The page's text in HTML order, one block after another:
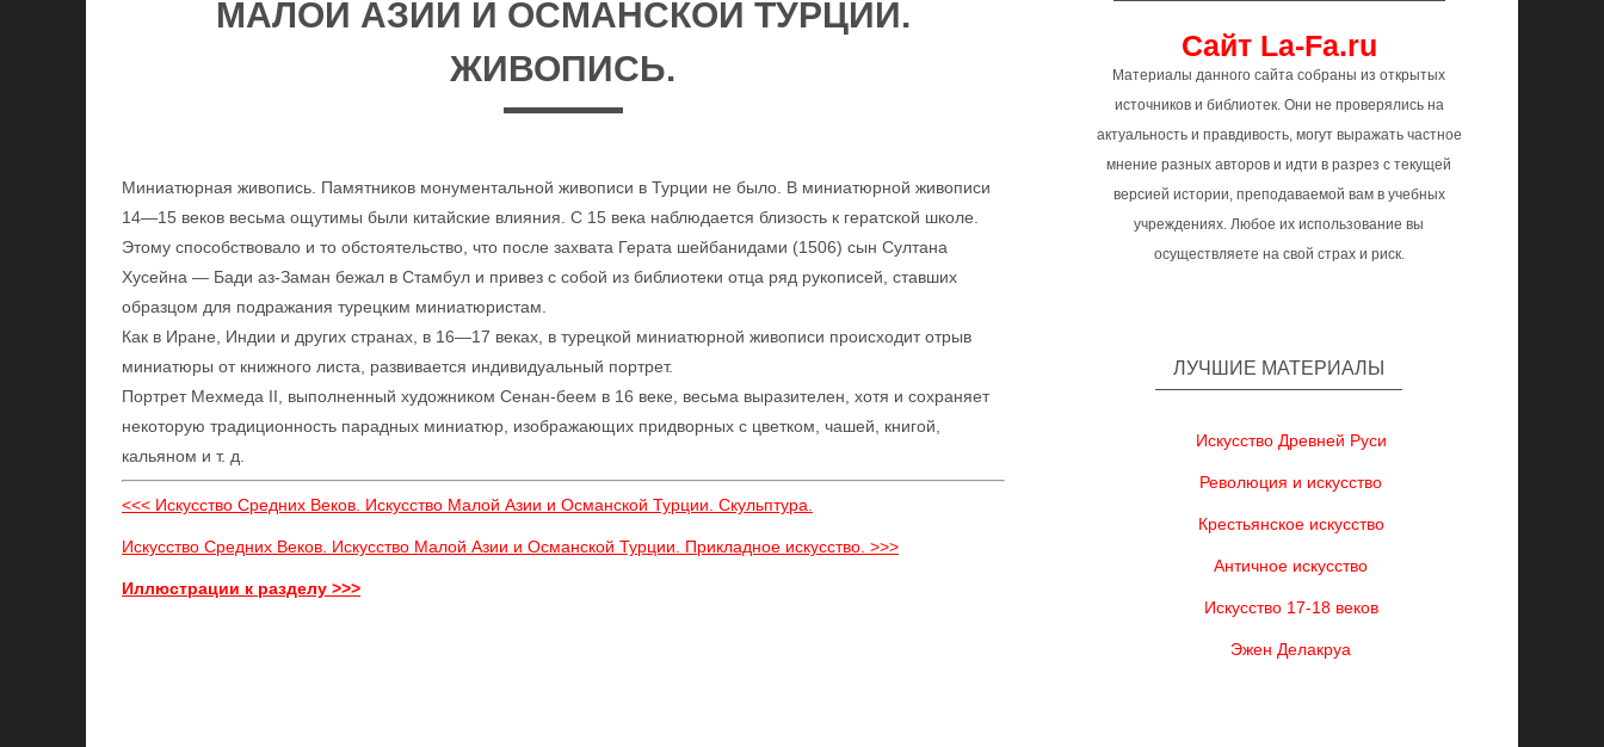
МАЛОЙ АЗИИ И ОСМАНСКОЙ ТУРЦИИ.
ЖИВОПИСЬ.
Миниатюрная живопись. Памятников монументальной живописи в Турции не было. В миниатюрной живописи
14—15 веков весьма ощутимы были китайские влияния. С 15 века наблюдается близость к гератской школе.
Этому способствовало и то обстоятельство, что после захвата Герата шейбанидами (1506) сын Султана
Хусейна — Бади аз-Заман бежал в Стамбул и привез с собой из библиотеки отца ряд рукописей, ставших
образцом для подражания турецким миниатюристам.
Как в Иране, Индии и других странах, в 16—17 веках, в турецкой миниатюрной живописи происходит отрыв
миниатюры от книжного листа, развивается индивидуальный портрет.
Портрет Мехмеда II, выполненный художником Сенан-беем в 16 веке, весьма выразителен, хотя и сохраняет
некоторую традиционность парадных миниатюр, изображающих придворных с цветком, чашей, книгой,
кальяном и т. д.
<<< Искусство Средних Веков. Искусство Малой Азии и Османской Турции. Скульптура.
Искусство Средних Веков. Искусство Малой Азии и Османской Турции. Прикладное искусство. >>>
Иллюстрации к разделу >>>
Сайт La-Fa.ru
Материалы данного сайта собраны из открытых
источников и библиотек. Они не проверялись на
актуальность и правдивость, могут выражать частное
мнение разных авторов и идти в разрез с текущей
версией истории, преподаваемой вам в учебных
учреждениях. Любое их использование вы
осуществляете на свой страх и риск.
ЛУЧШИЕ МАТЕРИАЛЫ
Искусство Древней Руси
Революция и искусство
Крестьянское искусство
Античное искусство
Искусство 17-18 веков
Эжен Делакруа